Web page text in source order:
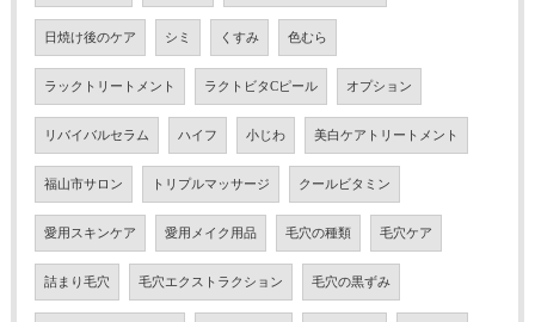
日焼け後のケア シミ くすみ 色むら
ラックトリートメント ラクトビタCピール オプション
リバイバルセラム ハイフ 小じわ 美白ケアトリートメント
福山市サロン トリプルマッサージ クールビタミン
愛用スキンケア 愛用メイク用品 毛穴の種類 毛穴ケア
詰まり毛穴 毛穴エクストラクション 毛穴の黒ずみ